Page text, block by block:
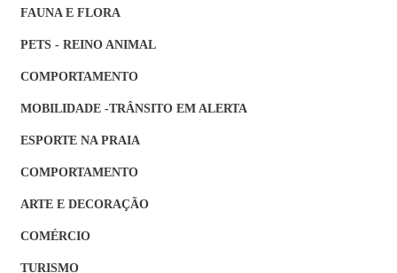
FAUNA E FLORA
PETS - REINO ANIMAL
COMPORTAMENTO
MOBILIDADE -TRÂNSITO EM ALERTA
ESPORTE NA PRAIA
COMPORTAMENTO
ARTE E DECORAÇÃO
COMÉRCIO
TURISMO